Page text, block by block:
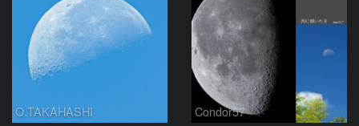
O.TAKAHASHI Condor57